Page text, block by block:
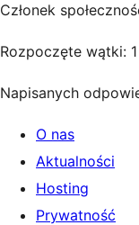
Członek
Rozpoczęte wątki: 1
Napisanych
O nas
Aktualności
Hosting
Prywatność